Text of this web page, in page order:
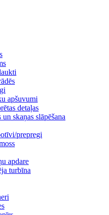
apšuvumi
detaļas
skaņas slāpēšana
prepregi
apdare
turbīna